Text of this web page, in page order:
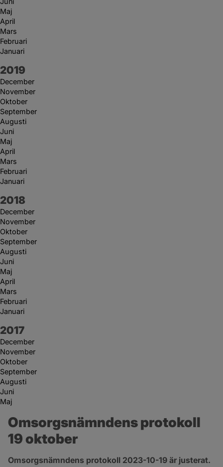
Maj
April
Mars
Februari
Januari
År:
2019
December
November
Oktober
September
Augusti
Juni
Maj
April
Mars
Februari
Januari
År:
2018
December
November
Oktober
September
Augusti
Juni
Maj
April
Mars
Februari
Januari
År:
2017
December
November
Oktober
September
Augusti
Juni
Maj
Omsorgsnämndens protokoll
19 oktober
Omsorgsnämndens protokoll 2023-10-19 är justerat.